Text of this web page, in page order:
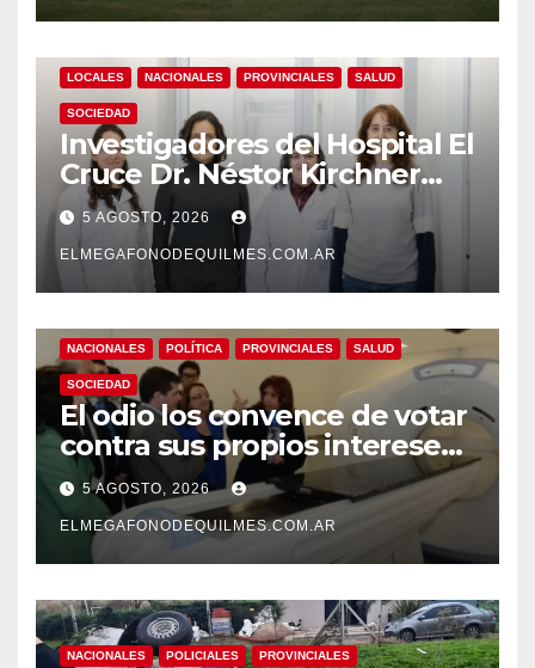
LOCALES NACIONALES PROVINCIALES SALUD
SOCIEDAD
Investigadores del Hospital El
Cruce Dr. Néstor Kirchner
desarrollan un estudio
pionero sobre el
envejecimiento cerebral y las
demencias
5 AGOSTO, 2026
ELMEGAFONODEQUILMES.COM.AR
NACIONALES POLÍTICA PROVINCIALES SALUD
SOCIEDAD
El odio los convence de votar
contra sus propios intereses.
Una Sociedad atrapada en la
grieta
5 AGOSTO, 2026
ELMEGAFONODEQUILMES.COM.AR
NACIONALES POLICIALES PROVINCIALES